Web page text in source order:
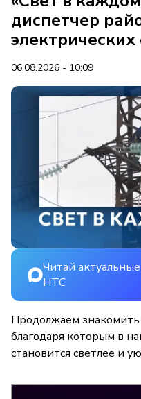
диспетчер
электрических
06.08.2026 - 10:09
Читай
НТС
Продолжаем
благодаря которым в
становится светлее и